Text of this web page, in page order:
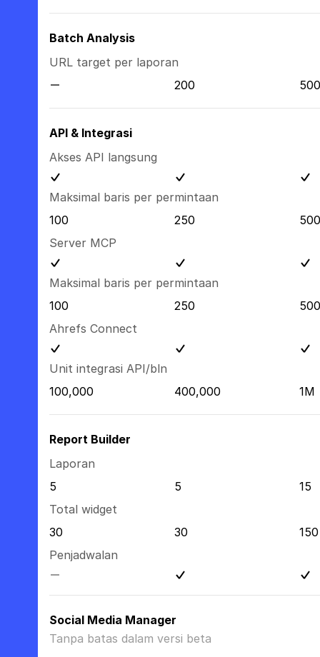
Batch Analysis
URL target per laporan
200
500
API & Integrasi
Akses API langsung
Maksimal baris per permintaan
100
250
500
Server MCP
Maksimal baris per permintaan
100
250
500
Ahrefs Connect
Unit integrasi API/bln
100,000
400,000 1M
Report Builder
Laporan
5
5
15
Total widget
30
30
150
Penjadwalan
Social Media Manager
Tanpa batas dalam versi beta